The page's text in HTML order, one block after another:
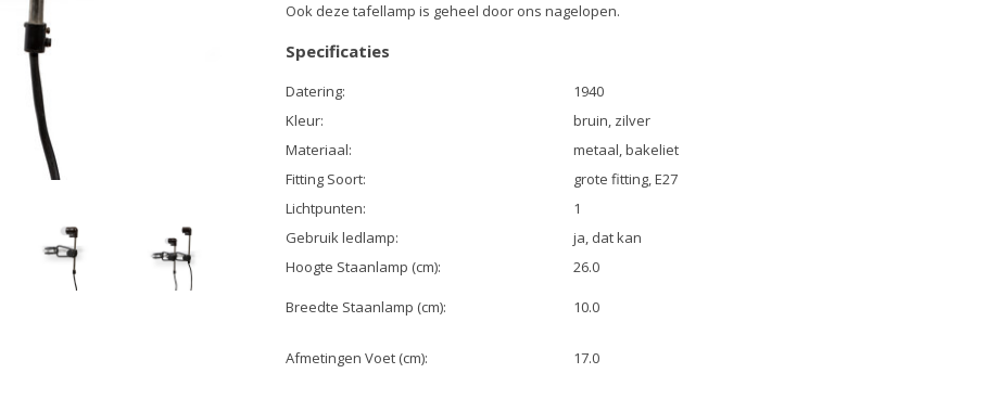
Ook deze tafellamp is geheel door ons nagelopen.
Specificaties
Datering:
1940
Kleur:
bruin, zilver
Materiaal:
metaal, bakeliet
Fitting Soort:
grote fitting, E27
Lichtpunten:
1
Gebruik ledlamp:
ja, dat kan
Hoogte Staanlamp (cm):
26.0
Breedte Staanlamp (cm): 10.0
Afmetingen Voet (cm): 17.0